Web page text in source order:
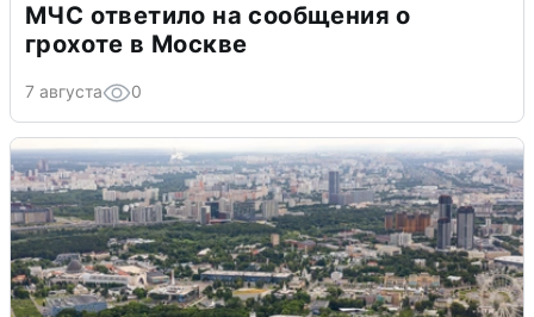
МЧС ответило на сообщения о
грохоте в Москве
7 августа 0